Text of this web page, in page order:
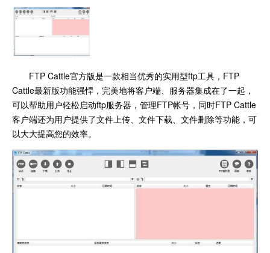
FTP Cattle官方版是一款相当优秀的实用型ftp工具，FTP
Cattle最新版功能强悍，完美地将客户端、服务器集成在了一起，
可以帮助用户轻松启动ftp服务器，管理FTP帐号，同时FTP Cattle
客户端还为用户提供了文件上传、文件下载、文件删除等功能，可
以大大提高您的效率。